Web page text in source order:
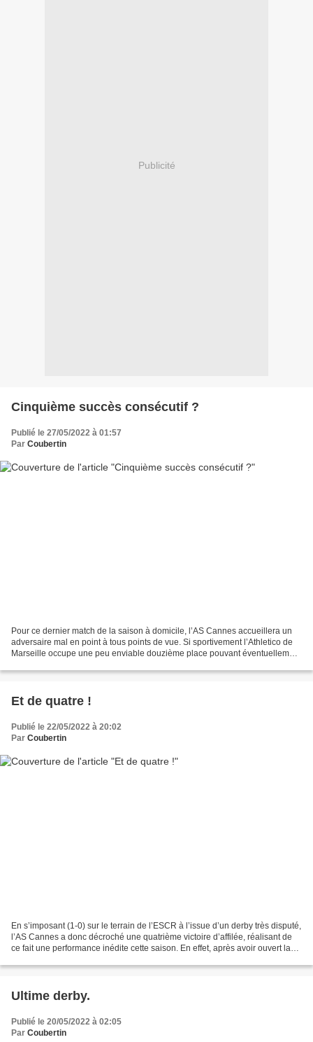
Publicité
Cinquième succès consécutif ?
Publié le 27/05/2022 à 01:57
Par Coubertin
Pour ce dernier match de la saison à domicile, l’AS Cannes accueillera un
adversaire mal en point à tous points de vue. Si sportivement l’Athletico de
Marseille occupe une peu enviable douzième place pouvant éventuellement
Et de quatre !
Publié le 22/05/2022 à 20:02
Par Coubertin
En s’imposant (1-0) sur le terrain de l’ESCR à l’issue d’un derby très disputé,
l’AS Cannes a donc décroché une quatrième victoire d’affilée, réalisant de
ce fait une performance inédite cette saison. En effet, après avoir ouvert la
Ultime derby.
Publié le 20/05/2022 à 02:05
Par Coubertin